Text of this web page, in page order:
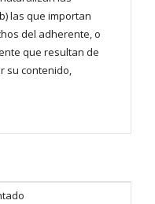
las que importan
del adherente, o
que resultan de
su contenido,